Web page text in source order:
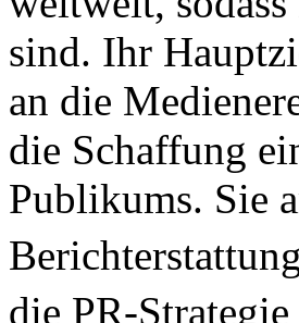
sind. Ihr
an die
die Schaffung
Publikums. Sie
die PR-